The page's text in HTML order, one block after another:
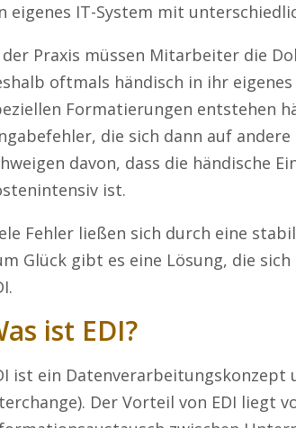
eigenes IT-System mit
der Praxis müssen Mitarbeiter die
oftmals händisch in ihr
Formatierungen entstehen
die sich dann auf andere
davon, dass die händische
ist.
Fehler ließen sich durch eine
Glück gibt es eine Lösung, die
ist EDI?
ist ein
Der Vorteil von EDI liegt